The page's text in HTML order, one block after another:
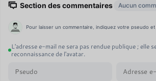
Section des commentaires Aucun
Pour laisser un commentaire, indiquez votre pseudo et
L'adresse e-mail ne sera pas rendue publique ; elle
reconnaissance de l'avatar.